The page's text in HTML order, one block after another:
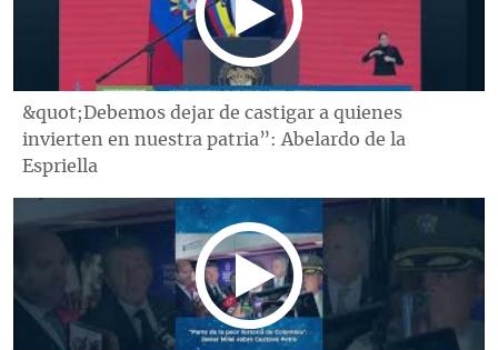
&quot;Debemos dejar de castigar a quienes
invierten en nuestra patria”: Abelardo de la
Espriella